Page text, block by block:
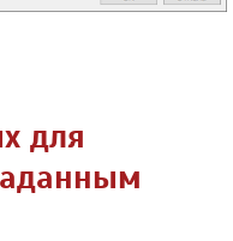
для